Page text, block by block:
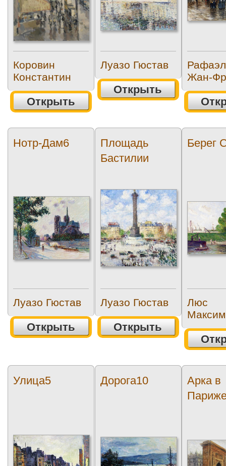
Коровин
Константин
Открыть
Луазо Гюстав
Открыть
Жан-
Нотр-Дам6
Луазо Гюстав
Открыть
Площадь
Бастилии
Луазо Гюстав
Открыть
Берег
Люс
Улица5 Дорога10
Арка в